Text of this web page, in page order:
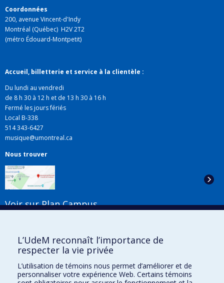
Coordonnées
200, avenue Vincent-d'Indy
Montréal (Québec) H2V 2T2
(métro Édouard-Montpetit)
Accueil, billetterie et service à la clientèle :
Du lundi au vendredi
de 8 h 30 à 12 h et de 13 h 30 à 16 h
Fermé les jours fériés
Local B-338
514 343-6427
musique@umontreal.ca
Nous trouver
Voir sur Plan Campus
Liens utiles
L’UdeM reconnaît l’importance de
respecter la vie privée
L’utilisation de témoins nous permet d’améliorer et de
personnaliser votre expérience Web. Certains témoins